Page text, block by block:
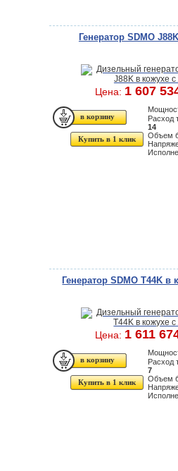
Генератор SDMO
Цена: 1 607
Купить в 1 клик
Расход
14
Объем
Генератор SDMO T44K в
Цена: 1 611
Купить в 1 клик
Расход
7
Объем